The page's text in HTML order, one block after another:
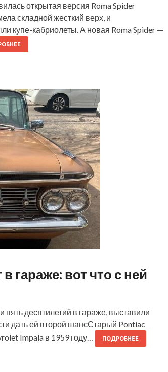
открытая версия Roma Spider
складной жесткий верх, и
купе-кабриолеты. А новая Roma Spider —
гараже: вот что с ней
десятилетий в гараже, выставили
дать ей второй шансСтарый Pontiac
Impala в 1959 году…
ПОДРОБНЕЕ